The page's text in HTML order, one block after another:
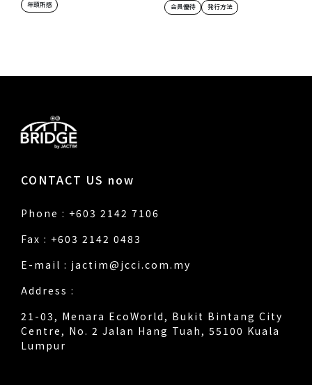
年頭所感
会員優待
発行方法
CONTACT US now
Phone : +603 2142 7106
Fax : +603 2142 0483
E-mail : jactim@jcci.com.my
Address :
21-03, Menara EcoWorld, Bukit Bintang City
Centre, No. 2 Jalan Hang Tuah, 55100 Kuala
Lumpur